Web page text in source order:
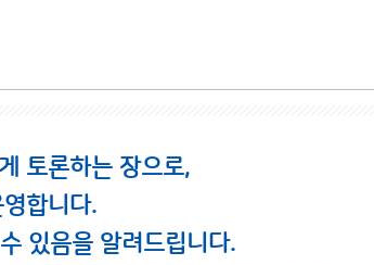
토론하는 장으로,
합니다.
있음을 알려드립니다.